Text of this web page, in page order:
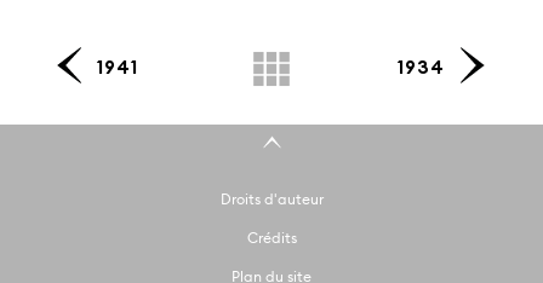
1941 1934
Droits d'auteur
Crédits
Plan du site